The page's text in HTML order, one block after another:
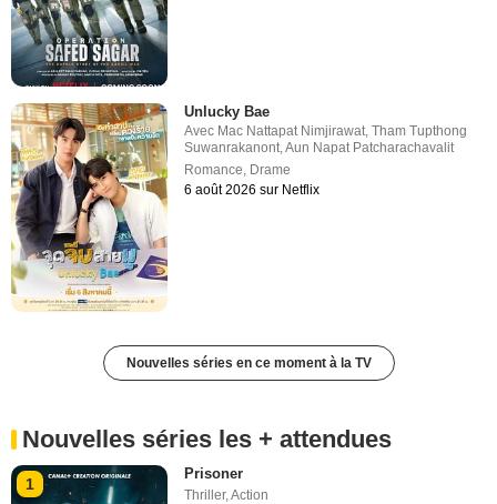
Unlucky Bae
Avec Mac Nattapat Nimjirawat ,Tham Tupthong
Suwanrakanont ,Aun Napat Patcharachavalit
Romance Drame
6 août 2026 sur Netflix
Nouvelles séries en ce moment à la TV
Nouvelles séries les + attendues
1
Prisoner
Thriller,Action